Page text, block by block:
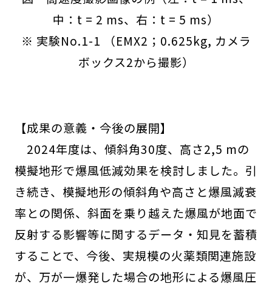
中：t = 2 ms、右：t = 5 ms）
※ 実験No.1-1 （EMX2；0.625kg, カメラ
ボックス2から撮影）
【成果の意義・今後の展開】
2024年度は、傾斜角30度、高さ2,5 mの
模擬地形で爆風低減効果を検討しました。引
き続き、模擬地形の傾斜角や高さと爆風減衰
率との関係、斜面を乗り越えた爆風が地面で
反射する影響等に関するデータ・知見を蓄積
することで、今後、実規模の火薬類関連施設
が、万が一爆発した場合の地形による爆風圧